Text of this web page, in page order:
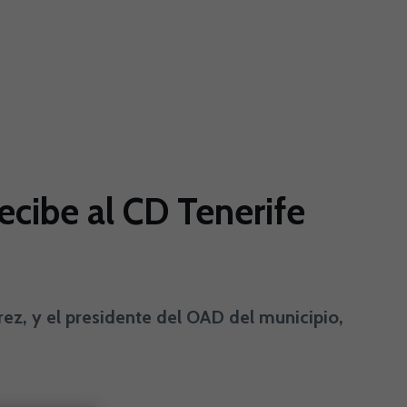
al CD Tenerife
y el presidente del OAD del municipio,